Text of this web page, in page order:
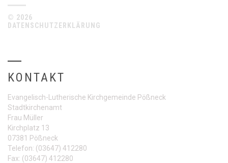
© 2026
DATENSCHUTZERKLÄRUNG
KONTAKT
Evangelisch-Lutherische Kirchgemeinde Pößneck
Stadtkirchenamt
Frau Müller
Kirchplatz 13
07381 Pößneck
Telefon: (03647) 412280
Fax: (03647) 412280